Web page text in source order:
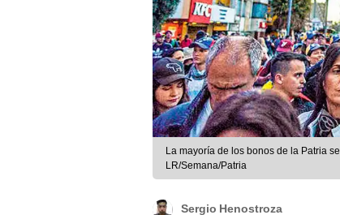
La mayoría de los bonos de la Patria
LR/Semana/Patria